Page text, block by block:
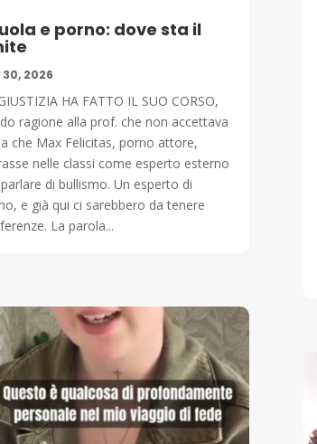
e porno: dove sta il
30, 2026
HA FATTO IL SUO CORSO,
ragione alla prof. che non accettava
che Max Felicitas, porno attore,
nelle classi come esperto esterno
di bullismo. Un esperto di
e già qui ci sarebbero da tenere
La parola...